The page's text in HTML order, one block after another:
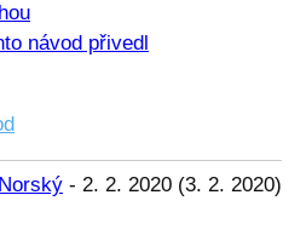
návod přivedl
- 2. 2. 2020 (3. 2. 2020)